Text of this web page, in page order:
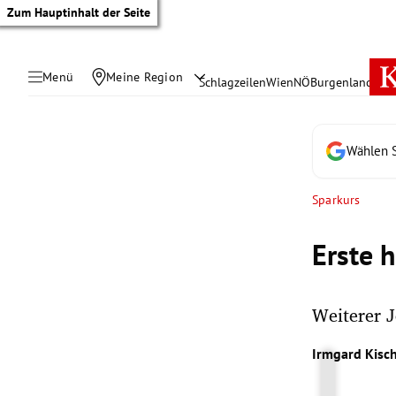
Zum Hauptinhalt der Seite
Menü Meine Region SchlagzeilenWienNÖBurgenland
Wählen
Sparkurs
Erste
Weiterer
Irmgard